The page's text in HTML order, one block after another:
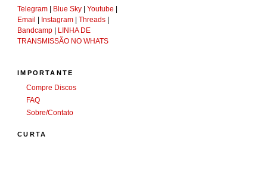
Telegram | Blue Sky |Youtube |
Email | Instagram |Threads |
Bandcamp | LINHA DE
TRANSMISSÃO NO WHATS
IMPORTANTE
Compre Discos
FAQ
Sobre/Contato
CURTA